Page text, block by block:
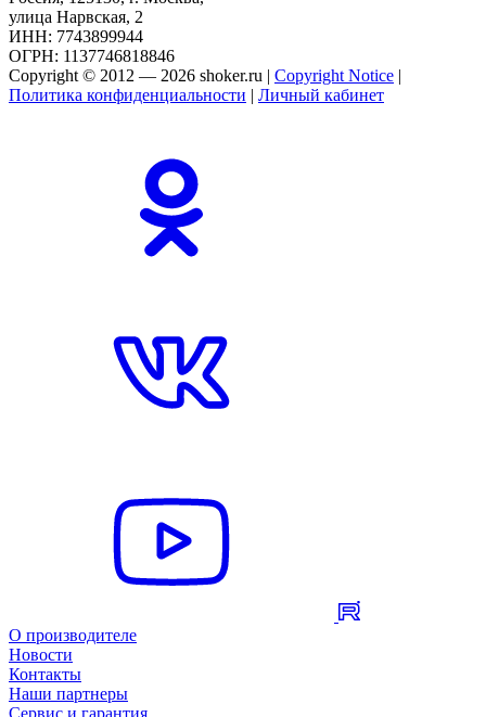
улица Нарвская, 2
ИНН: 7743899944
ОГРН: 1137746818846
Copyright © 2012 — 2026 shoker.ru | Copyright Notice |
Политика конфиденциальности | Личный кабинет
О производителе
Новости
Контакты
Наши партнеры